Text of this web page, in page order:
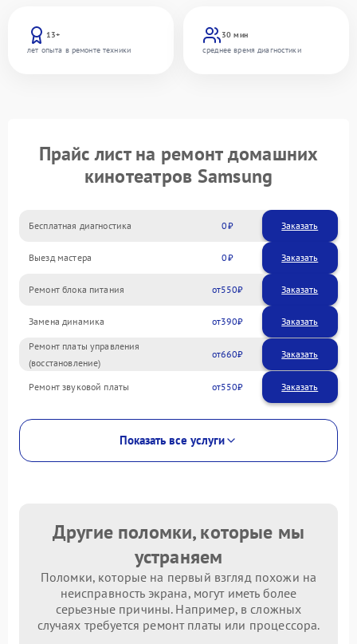
13+
лет опыта в ремонте техники
30 мин
среднее время диагностики
Прайс лист на ремонт домашних
кинотеатров Samsung
Бесплатная диагностика 0 Заказать
Выезд мастера 0 Заказать
Ремонт блока питания 550
Замена динамика 390
Ремонт платы управления
(восстановление)
660
Ремонт звуковой платы 550
Показать все услуги
Другие поломки, которые мы
устраняем
Поломки, которые на первый взгляд похожи на
неисправность экрана, могут иметь более
серьезные причины. Например, в сложных
случаях требуется ремонт платы или процессора.